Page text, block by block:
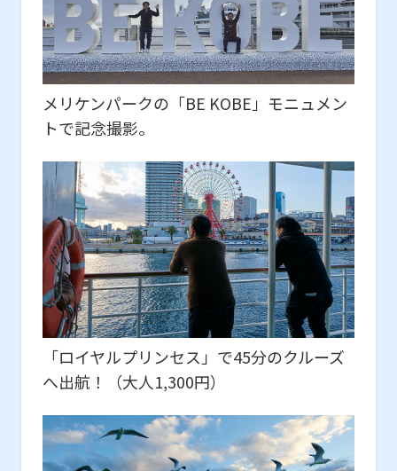
メリケンパークの「BE KOBE」モニュメン
トで記念撮影。
「ロイヤルプリンセス」で45分のクルーズ
へ出航！（大人1,300円）